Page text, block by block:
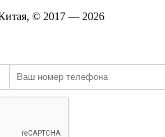
© 2017 — 2026